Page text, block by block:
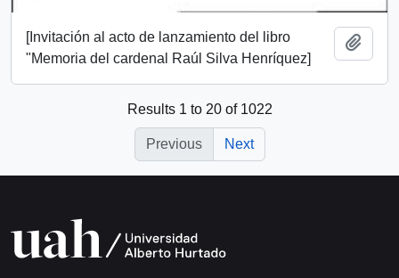
[Invitación al acto de lanzamiento del libro
"Memoria del cardenal Raúl Silva Henríquez]
Results 1 to 20 of 1022
Previous Next